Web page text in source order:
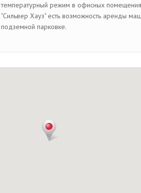
температурный режим в офисных
"Сильвер Хауз" есть возможность аренды
подземной парковке.